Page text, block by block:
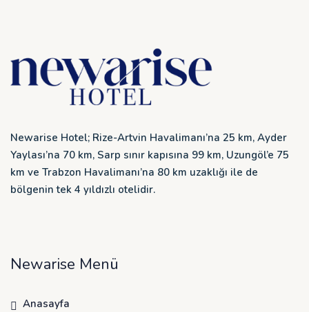
Newarise Hotel; Rize-Artvin Havalimanı’na 25 km, Ayder
Yaylası’na 70 km, Sarp sınır kapısına 99 km, Uzungöl’e 75
km ve Trabzon Havalimanı’na 80 km uzaklığı ile de
bölgenin tek 4 yıldızlı otelidir.
Newarise Menü
Anasayfa